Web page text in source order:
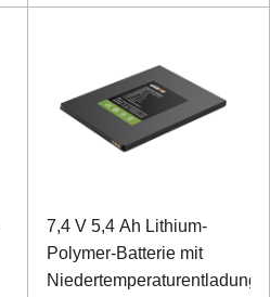
7,4 V 5,4 Ah Lithium-
Polymer-Batterie mit
Niedertemperaturentladung